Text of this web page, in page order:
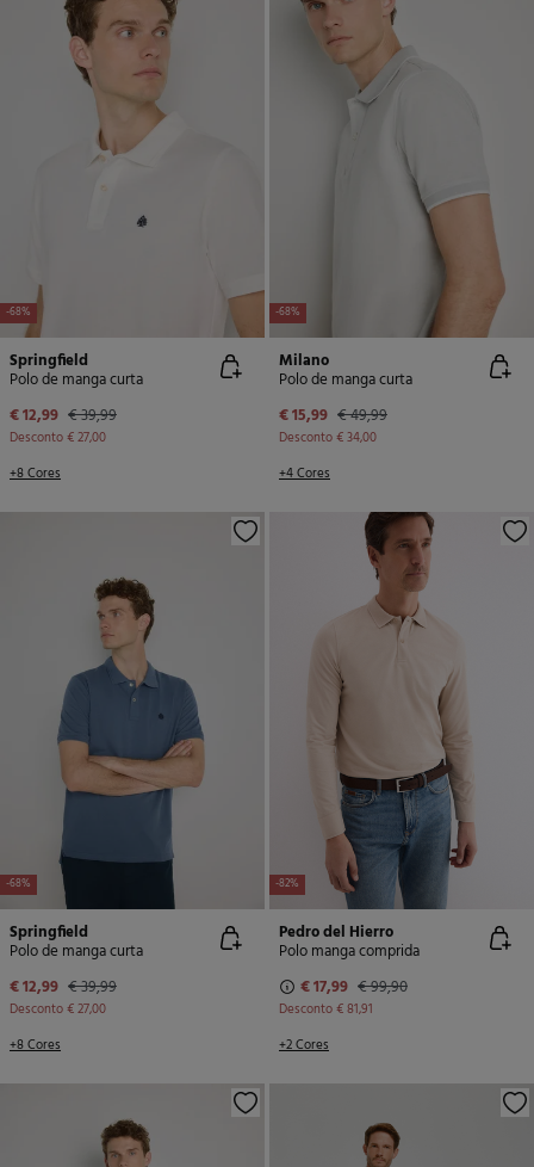
-68%
Springfield
Polo de manga curta
€ 12,99 € 39,99
Desconto€ 27,00
+8 Cores
-68%
Milano
Polo de manga curta
€ 15,99 € 49,99
Desconto€ 34,00
+4 Cores
-68%
Springfield
Polo de manga curta
€ 12,99 € 39,99
Desconto€ 27,00
+8 Cores
-82%
Pedro del Hierro
Polo manga comprida
€ 17,99 € 99,90
Desconto€ 81,91
+2 Cores